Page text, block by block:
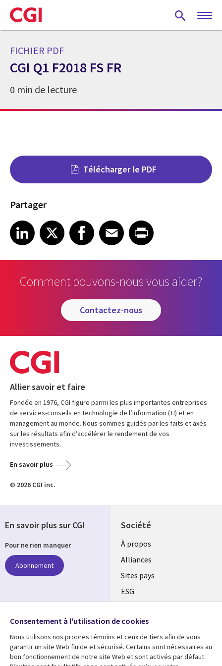
Skip
to
main
FICHIER PDF
CGI Q1 F2018 FS FR
0 min de lecture
Télécharger le PDF
Partager
Share on LinkedIn
LinkedIn
Share on X Share on Facebook
Facebook
Share on EmailEmailShare on Print
Comment pouvons-nous vous aider?
contactez-nous
Allier savoir et faire
Fondée en 1976, CGI figure parmi les plus importantes entreprises
de services-conseils en technologie de l’information (TI) et en
management au monde. Nous sommes guidés par les faits et axés
sur les résultats afin d’accélérer le rendement de vos
investissements.
En savoir plus
© 2026 CGI inc.
Société
À propos
Alliances
Sites pays
ESG
Fusions
Salle de presse
En savoir plus sur CGI
Pour ne rien manquer
Abonnement
Suivez-nous
Social
Media
Global
Consentement à l'utilisation de cookies
Nous utilisons nos propres témoins et ceux de tiers afin de vous
garantir un site Web fluide et sécurisé. Certains sont nécessaires au
bon fonctionnement de notre site Web et sont activés par défaut.